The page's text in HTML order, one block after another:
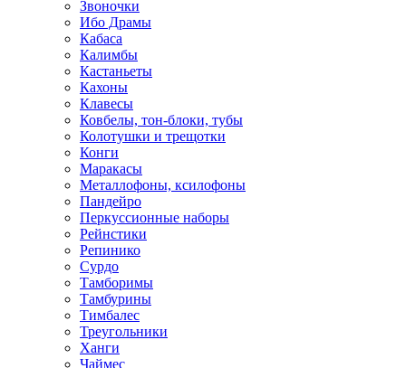
Звоночки
Ибо Драмы
Кабаса
Калимбы
Кастаньеты
Кахоны
Клавесы
Ковбелы, тон-блоки, тубы
Колотушки и трещотки
Конги
Маракасы
Металлофоны, ксилофоны
Пандейро
Перкуссионные наборы
Рейнстики
Репинико
Сурдо
Тамборимы
Тамбурины
Тимбалес
Треугольники
Ханги
Чаймес